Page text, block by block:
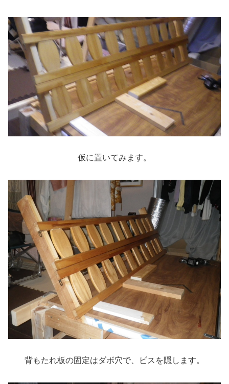
仮に置いてみます。
背もたれ板の固定はダボ穴で、ビスを隠します。